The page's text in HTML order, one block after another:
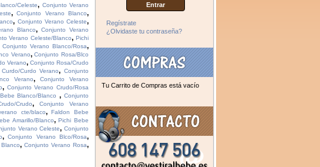
Celeste, Conjunto Verano
,Conjunto Verano Blanco,
, Conjunto Verano Celeste,
Blanco, Conjunto Verano
Verano Celeste/Blanco,Pichi
Conjunto Verano Blanco/Rosa,
Verano,Conjunto Rosa/Blco
Verano, Conjunto Rosa/Crudo
Curdo Verano,Conjunto
Verano,Conjunto Verano
, Conjunto Verano Crudo/Rosa
Blanco/Blanco,Conjunto
Crudo,
Conjunto Verano
cte/blaco,Faldon Bebe
Amarillo/Blanco,Pichi Bebe
Verano Celeste,Conjunto
,Conjunto Verano Blco/Rosa,
, Conjunto Verano Rosa,
Regístrate
¿Olvidaste tu contraseña?
Tu Carrito de Compras está vacío